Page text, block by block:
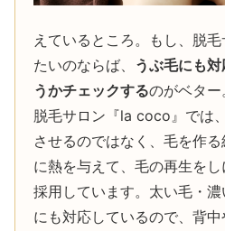
えているところ。もし、脱
たいのならば、 うぶ毛にも
うかチェックするのがベター
脱毛サロン『la coco』では
させるのではなく、毛を作
に熱を与えて、毛の再生を
採用しています。太い毛・
にも対応しているので、背